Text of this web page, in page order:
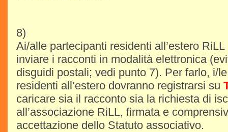
8)
Ai/alle partecipanti residenti all’estero
inviare i racconti in modalità elettronica
disguidi postali; vedi punto 7). Per farlo, i/
residenti all’estero dovranno registrarsi su
caricare sia il racconto sia la richiesta di
all’associazione RiLL, firmata e
accettazione dello Statuto associativo.